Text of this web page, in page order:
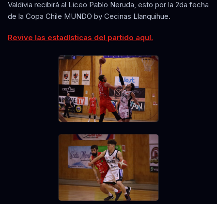
Valdivia recibirá al Liceo Pablo Neruda, esto por la 2da fecha
de la Copa Chile MUNDO by Cecinas Llanquihue.
Revive las estadísticas del partido aquí.